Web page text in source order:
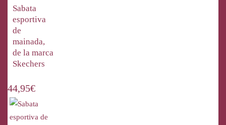
Sabata
esportiva
de
mainada,
de la marca
Skechers
44,95€